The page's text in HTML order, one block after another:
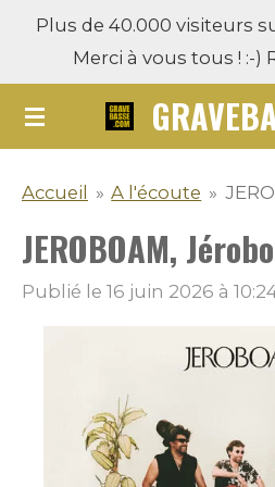
Passer
contenu
principal
Plus de 40.000 visiteurs
Merci à vous tous ! :-)
Accueil » A l'écoute »
JEROBOAM,
Publié le 16 juin 2026 à